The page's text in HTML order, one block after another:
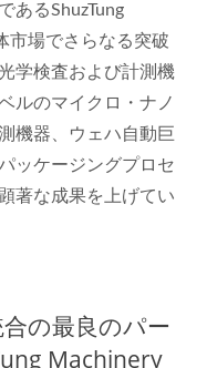
あるShuzTung
市場でさらなる突破
学検査および計測機
ルのマイクロ・ナノ
機器、ウェハ自動巨
ッケージングプロセ
著な成果を上げてい
の最良のパー
Machinery